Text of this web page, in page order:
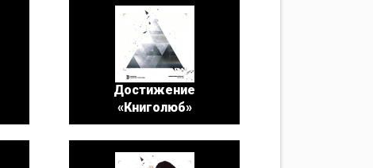
Достижение
«Книголюб»